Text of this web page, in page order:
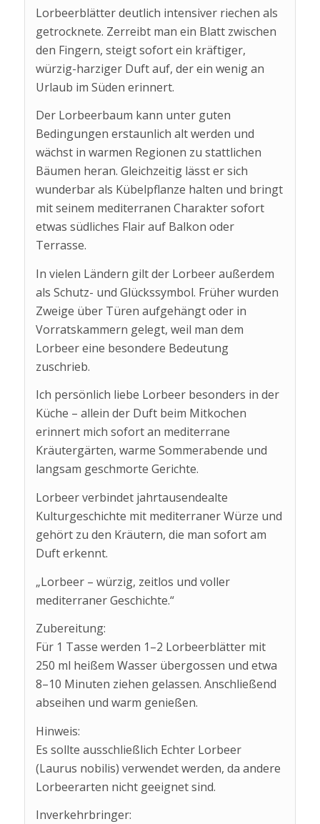
Lorbeerblätter deutlich intensiver riechen als
getrocknete. Zerreibt man ein Blatt zwischen
den Fingern, steigt sofort ein kräftiger,
würzig-harziger Duft auf, der ein wenig an
Urlaub im Süden erinnert.
Der Lorbeerbaum kann unter guten
Bedingungen erstaunlich alt werden und
wächst in warmen Regionen zu stattlichen
Bäumen heran. Gleichzeitig lässt er sich
wunderbar als Kübelpflanze halten und bringt
mit seinem mediterranen Charakter sofort
etwas südliches Flair auf Balkon oder
Terrasse.
In vielen Ländern gilt der Lorbeer außerdem
als Schutz- und Glückssymbol. Früher wurden
Zweige über Türen aufgehängt oder in
Vorratskammern gelegt, weil man dem
Lorbeer eine besondere Bedeutung
zuschrieb.
Ich persönlich liebe Lorbeer besonders in der
Küche – allein der Duft beim Mitkochen
erinnert mich sofort an mediterrane
Kräutergärten, warme Sommerabende und
langsam geschmorte Gerichte.
Lorbeer verbindet jahrtausendealte
Kulturgeschichte mit mediterraner Würze und
gehört zu den Kräutern, die man sofort am
Duft erkennt.
„Lorbeer – würzig, zeitlos und voller
mediterraner Geschichte.“
Zubereitung:
Für 1 Tasse werden 1–2 Lorbeerblätter mit
250 ml heißem Wasser übergossen und etwa
8–10 Minuten ziehen gelassen. Anschließend
abseihen und warm genießen.
Hinweis:
Es sollte ausschließlich Echter Lorbeer
(Laurus nobilis) verwendet werden, da andere
Lorbeerarten nicht geeignet sind.
Inverkehrbringer: